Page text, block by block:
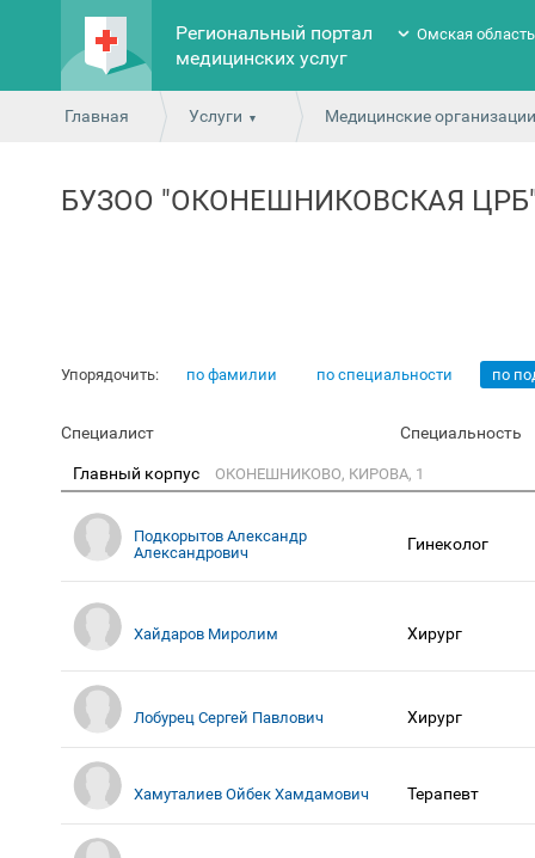
Региональный портал
медицинских услуг
Омская область
Главная Услуги Медицинские
БУЗОО "ОКОНЕШНИКОВСКАЯ
Упорядочить: по фамилии по специальности по
Специалист Специальность
Главный корпус ОКОНЕШНИКОВО, КИРОВА, 1
Подкорытов Александр
Александрович
Гинеколог
Хайдаров Миролим Хирург
Лобурец Сергей Павлович Хирург
Хамуталиев Ойбек Хамдамович Терапевт